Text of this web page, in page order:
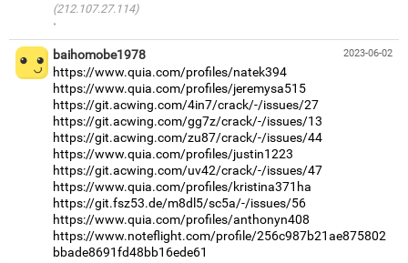
(212.107.27.114)
·
2023-06-02
baihomobe1978
https://www.quia.com/profiles/natek394
https://www.quia.com/profiles/jeremysa515
https://git.acwing.com/4in7/crack/-/issues/27
https://git.acwing.com/gg7z/crack/-/issues/13
https://git.acwing.com/zu87/crack/-/issues/44
https://www.quia.com/profiles/justin1223
https://git.acwing.com/uv42/crack/-/issues/47
https://www.quia.com/profiles/kristina371ha
https://git.fsz53.de/m8dl5/sc5a/-/issues/56
https://www.quia.com/profiles/anthonyn408
https://www.noteflight.com/profile/256c987b21ae875802
bbade8691fd48bb16ede61